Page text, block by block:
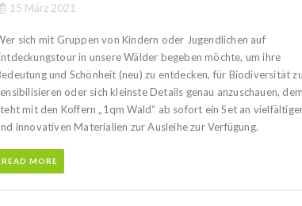
15 März 2021
sich mit Gruppen von Kindern oder Jugendlichen auf
in unsere Wälder begeben möchte, um ihre
und Schönheit (neu) zu entdecken, für Biodiversität zu
oder sich kleinste Details genau anzuschauen, dem
mit den Koffern „1qm Wald“ ab sofort ein Set an
innovativen Materialien zur Ausleihe zur Verfügung.
READ MORE